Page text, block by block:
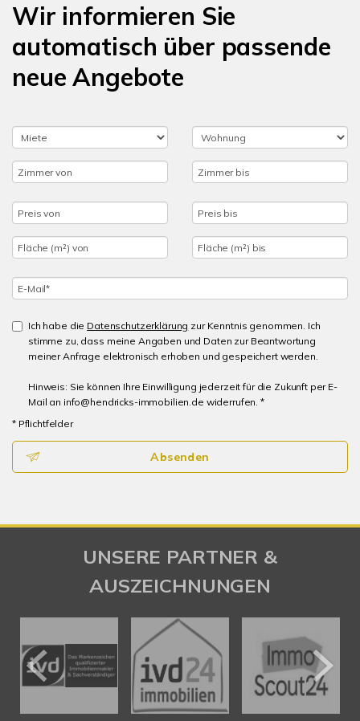
Wir informieren Sie
automatisch über passende
neue Angebote
Ich habe die Datenschutzerklärung zur Kenntnis genommen. Ich
stimme zu, dass meine Angaben und Daten zur Beantwortung
meiner Anfrage elektronisch erhoben und gespeichert werden.
Hinweis: Sie können Ihre Einwilligung jederzeit für die Zukunft per E-
Mail an info@hendricks-immobilien.de widerrufen. *
* Pflichtfelder
Absenden
UNSERE PARTNER &
AUSZEICHNUNGEN